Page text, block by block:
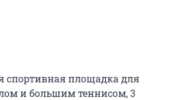
спортивная площадка для
и большим теннисом, 3